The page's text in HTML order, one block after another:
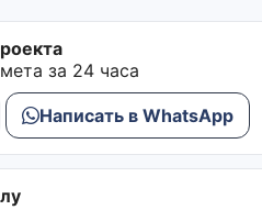
за 24 часа
Написать в WhatsApp